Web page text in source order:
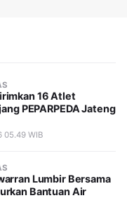
16 Atlet
PEPARPEDA Jateng
05.49 WIB
Lumbir Bersama
Bantuan Air